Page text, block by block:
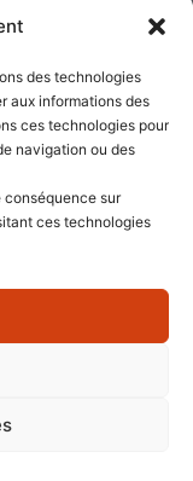
des technologies
aux informations des
ces technologies pour
navigation ou des
conséquence sur
ces technologies